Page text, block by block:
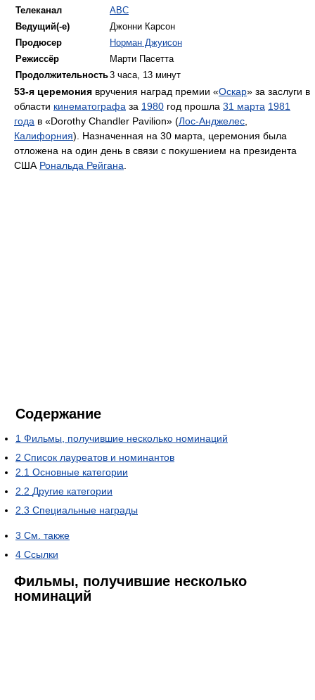
Телеканал
ABC
Ведущий(-е)
Джонни Карсон
Продюсер
Норман Джуисон
Режиссёр
Марти Пасетта
Продолжительность3 часа, 13 минут
53-я церемония вручения наград премии «Оскар» за заслуги в
области кинематографа за 1980 год прошла 31 марта 1981
года в «Dorothy Chandler Pavilion» (Лос-Анджелес,
Калифорния). Назначенная на 30 марта, церемония была
отложена на один день в связи с покушением на президента
США Рональда Рейгана.
Содержание
1 Фильмы, получившие несколько номинаций
2 Список лауреатов и номинантов
2.1 Основные категории
2.2 Другие категории
2.3 Специальные награды
3 См. также
4 Ссылки
Фильмы, получившие несколько
номинаций